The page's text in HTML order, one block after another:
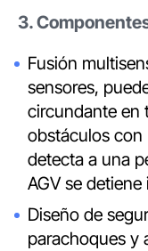
3.
Fusión
sensores,
circundante en
obstáculos con
detecta a una
AGV se
Diseño de
parachoques y